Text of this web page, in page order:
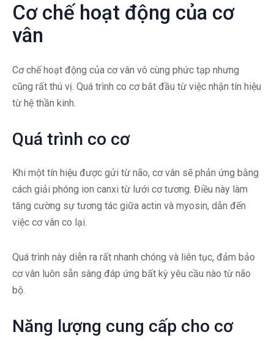
Cơ chế hoạt động của cơ
vân
Cơ chế hoạt động của cơ vân vô cùng phức tạp nhưng
cũng rất thú vị. Quá trình co cơ bắt đầu từ việc nhận tín hiệu
từ hệ thần kinh.
Quá trình co cơ
Khi một tín hiệu được gửi từ não, cơ vân sẽ phản ứng bằng
cách giải phóng ion canxi từ lưới cơ tương. Điều này làm
tăng cường sự tương tác giữa actin và myosin, dẫn đến
việc cơ vân co lại.
Quá trình này diễn ra rất nhanh chóng và liên tục, đảm bảo
cơ vân luôn sẵn sàng đáp ứng bất kỳ yêu cầu nào từ não
bộ.
Năng lượng cung cấp cho cơ